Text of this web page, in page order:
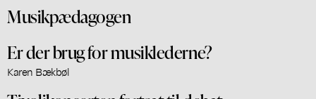
Musikpædagogen
Er der brug for musiklederne?
Karen Bækbøl